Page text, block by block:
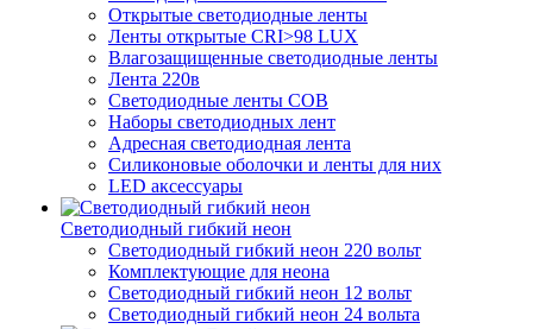
Открытые светодиодные ленты
Ленты открытые CRI>98 LUX
Влагозащищенные светодиодные ленты
Лента 220в
Светодиодные ленты COB
Наборы светодиодных лент
Адресная светодиодная лента
Силиконовые оболочки и ленты для них
LED аксессуары
Светодиодный гибкий неон
Светодиодный гибкий неон 220 вольт
Комплектующие для неона
Светодиодный гибкий неон 12 вольт
Светодиодный гибкий неон 24 вольта